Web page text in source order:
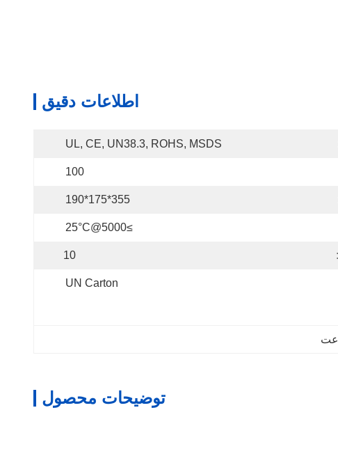
اطلاعات دقیق
UL, CE, UN38.3, ROHS, MSDS
100
355*175*190
≥5000@25°C
10
UN Carton
توضیحات محصول